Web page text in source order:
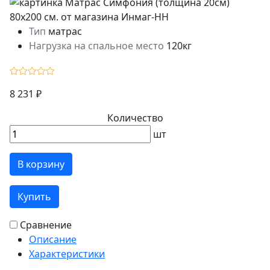
Тип матрас
Нагрузка на спальное место 120кг
8 231 ₽
Количество
шт
В корзину
Купить
Сравнение
Описание
Характеристики